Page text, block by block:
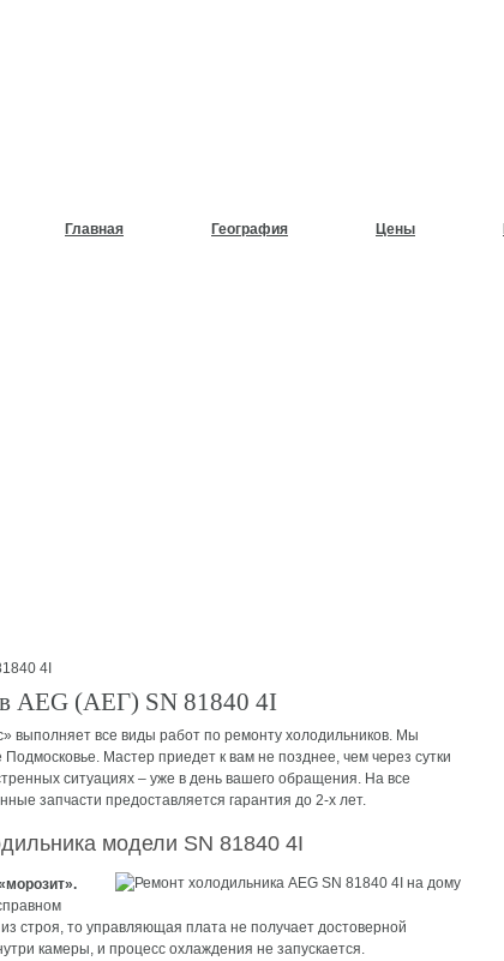
Главная География Цены
4I
AEG (АЕГ) SN 81840 4I
выполняет все виды работ по ремонту холодильников. Мы
Мастер приедет к вам не позднее, чем через сутки
ситуациях – уже в день вашего обращения. На все
запчасти предоставляется гарантия до 2-х лет.
модели SN 81840 4I
строя, то управляющая плата не получает достоверной
камеры, и процесс охлаждения не запускается.